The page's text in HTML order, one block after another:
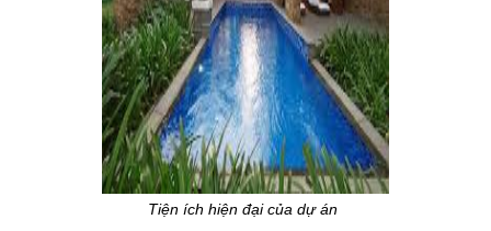
Tiện ích hiện đại của dự án